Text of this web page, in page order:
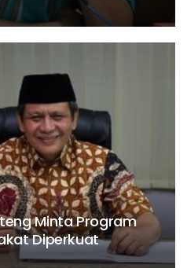
Minta Program
Diperkuat